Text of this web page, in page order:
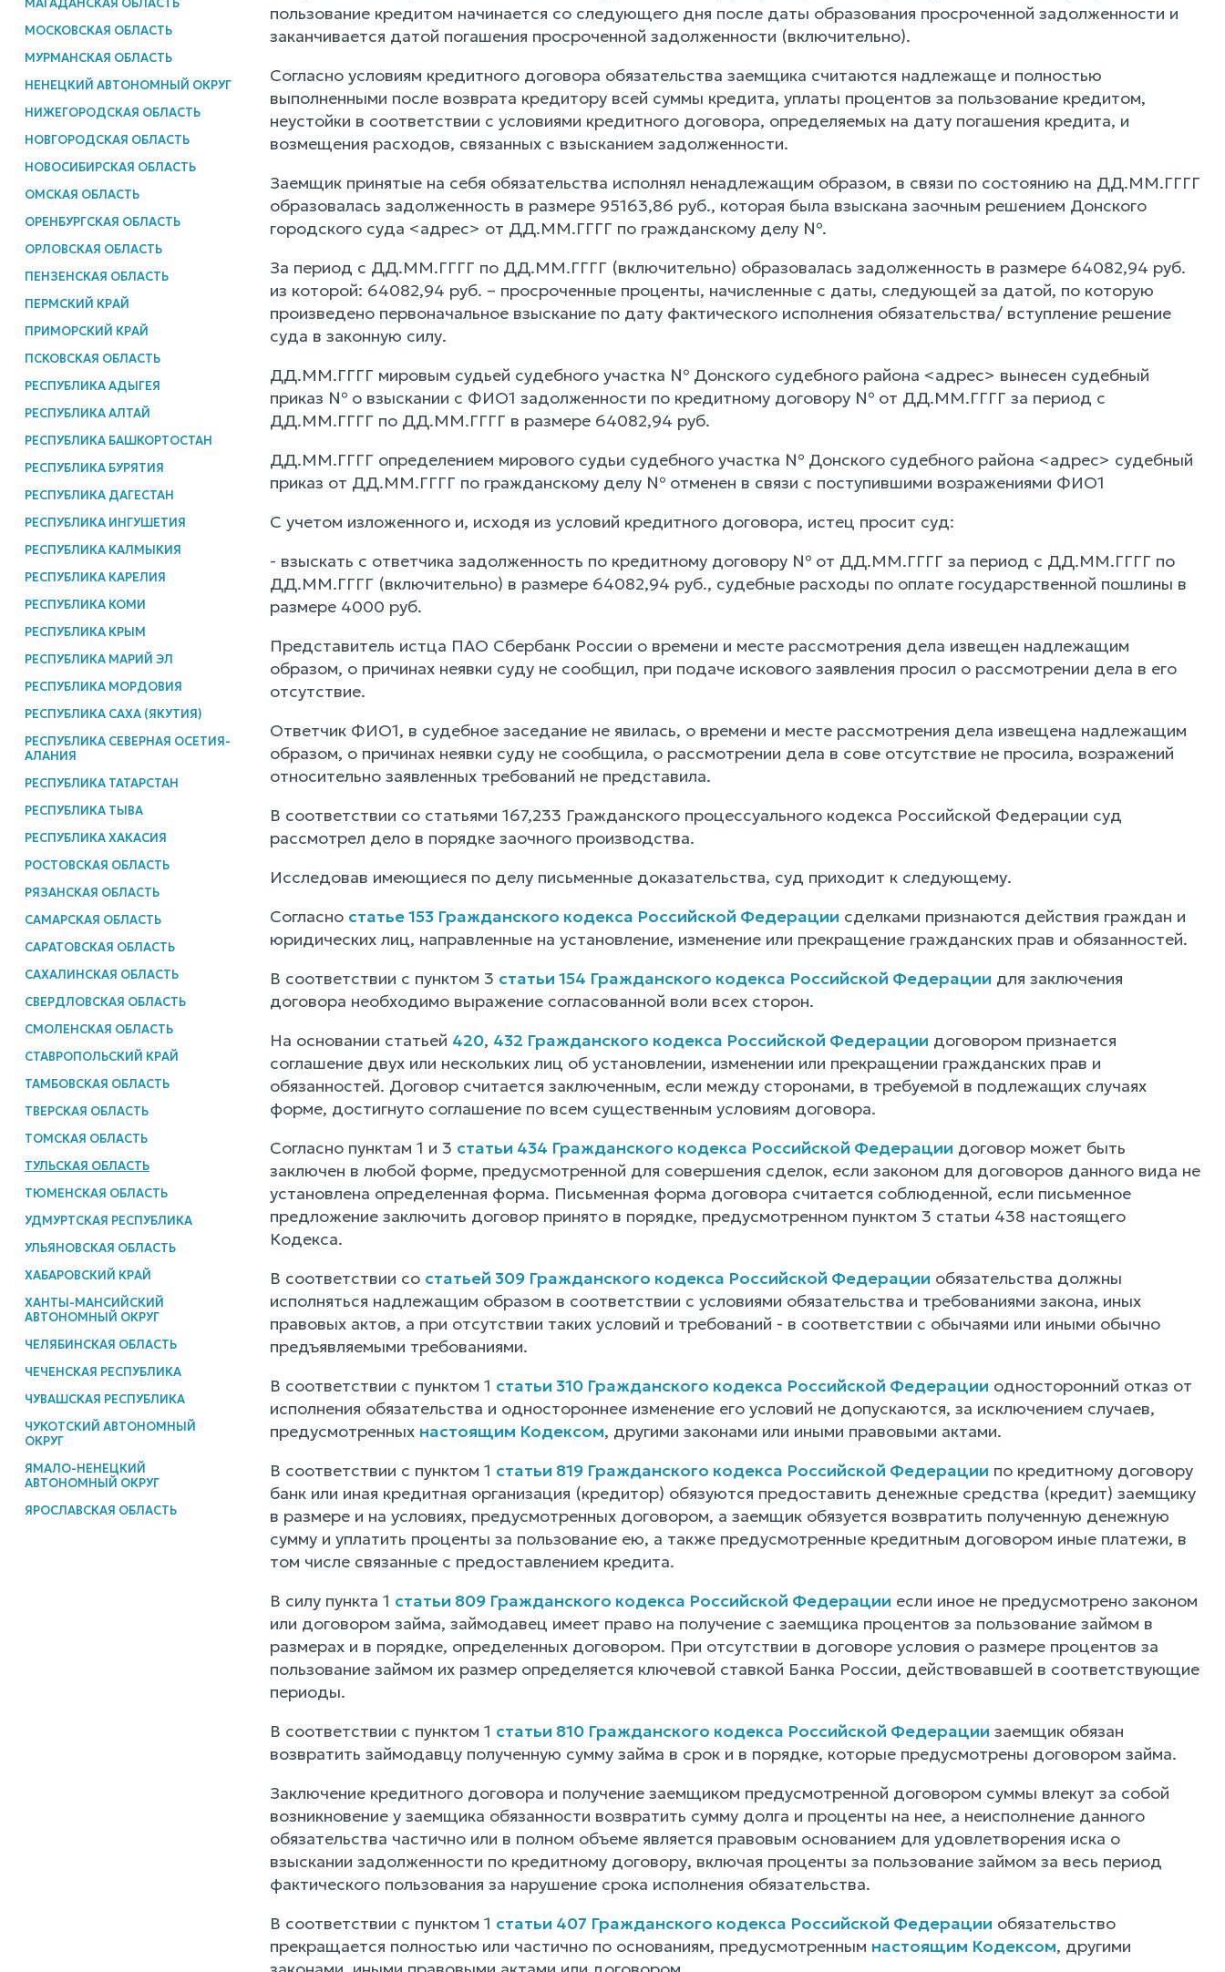
МОСКОВСКАЯ ОБЛАСТЬ
МУРМАНСКАЯ ОБЛАСТЬ
НЕНЕЦКИЙ АВТОНОМНЫЙ ОКРУГ
НИЖЕГОРОДСКАЯ ОБЛАСТЬ
НОВГОРОДСКАЯ ОБЛАСТЬ
НОВОСИБИРСКАЯ ОБЛАСТЬ
ОМСКАЯ ОБЛАСТЬ
ОРЕНБУРГСКАЯ ОБЛАСТЬ
ОРЛОВСКАЯ ОБЛАСТЬ
ПЕНЗЕНСКАЯ ОБЛАСТЬ
ПЕРМСКИЙ КРАЙ
ПРИМОРСКИЙ КРАЙ
ПСКОВСКАЯ ОБЛАСТЬ
РЕСПУБЛИКА АДЫГЕЯ
РЕСПУБЛИКА АЛТАЙ
РЕСПУБЛИКА БАШКОРТОСТАН
РЕСПУБЛИКА БУРЯТИЯ
РЕСПУБЛИКА ДАГЕСТАН
РЕСПУБЛИКА ИНГУШЕТИЯ
РЕСПУБЛИКА КАЛМЫКИЯ
РЕСПУБЛИКА КАРЕЛИЯ
РЕСПУБЛИКА КОМИ
РЕСПУБЛИКА КРЫМ
РЕСПУБЛИКА МАРИЙ ЭЛ
РЕСПУБЛИКА МОРДОВИЯ
РЕСПУБЛИКА САХА (ЯКУТИЯ)
РЕСПУБЛИКА СЕВЕРНАЯ ОСЕТИЯ-
АЛАНИЯ
РЕСПУБЛИКА ТАТАРСТАН
РЕСПУБЛИКА ТЫВА
РЕСПУБЛИКА ХАКАСИЯ
РОСТОВСКАЯ ОБЛАСТЬ
РЯЗАНСКАЯ ОБЛАСТЬ
САМАРСКАЯ ОБЛАСТЬ
САРАТОВСКАЯ ОБЛАСТЬ
САХАЛИНСКАЯ ОБЛАСТЬ
СВЕРДЛОВСКАЯ ОБЛАСТЬ
СМОЛЕНСКАЯ ОБЛАСТЬ
СТАВРОПОЛЬСКИЙ КРАЙ
ТАМБОВСКАЯ ОБЛАСТЬ
ТВЕРСКАЯ ОБЛАСТЬ
ТОМСКАЯ ОБЛАСТЬ
ТУЛЬСКАЯ ОБЛАСТЬ
ТЮМЕНСКАЯ ОБЛАСТЬ
УДМУРТСКАЯ РЕСПУБЛИКА
УЛЬЯНОВСКАЯ ОБЛАСТЬ
ХАБАРОВСКИЙ КРАЙ
ХАНТЫ-МАНСИЙСКИЙ
АВТОНОМНЫЙ ОКРУГ
ЧЕЛЯБИНСКАЯ ОБЛАСТЬ
ЧЕЧЕНСКАЯ РЕСПУБЛИКА
ЧУВАШСКАЯ РЕСПУБЛИКА
ЧУКОТСКИЙ АВТОНОМНЫЙ
ОКРУГ
ЯМАЛО-НЕНЕЦКИЙ
АВТОНОМНЫЙ ОКРУГ
ЯРОСЛАВСКАЯ ОБЛАСТЬ
пользование кредитом начинается со следующего дня после даты образования просроченной задолженности и
заканчивается датой погашения просроченной задолженности (включительно).
Согласно условиям кредитного договора обязательства заемщика считаются надлежаще и полностью
выполненными после возврата кредитору всей суммы кредита, уплаты процентов за пользование кредитом,
неустойки в соответствии с условиями кредитного договора, определяемых на дату погашения кредита, и
возмещения расходов, связанных с взысканием задолженности.
Заемщик принятые на себя обязательства исполнял ненадлежащим образом, в связи по состоянию на ДД.ММ.ГГГГ
образовалась задолженность в размере 95163,86 руб., которая была взыскана заочным решением Донского
городского суда <адрес> от ДД.ММ.ГГГГ по гражданскому делу №.
За период с ДД.ММ.ГГГГ по ДД.ММ.ГГГГ (включительно) образовалась задолженность в размере 64082,94 руб.
из которой: 64082,94 руб. – просроченные проценты, начисленные с даты, следующей за датой, по которую
произведено первоначальное взыскание по дату фактического исполнения обязательства/ вступление решение
суда в законную силу.
ДД.ММ.ГГГГ мировым судьей судебного участка № Донского судебного района <адрес> вынесен судебный
приказ № о взыскании с ФИО1 задолженности по кредитному договору № от ДД.ММ.ГГГГ за период с
ДД.ММ.ГГГГ по ДД.ММ.ГГГГ в размере 64082,94 руб.
ДД.ММ.ГГГГ определением мирового судьи судебного участка № Донского судебного района <адрес> судебный
приказ от ДД.ММ.ГГГГ по гражданскому делу № отменен в связи с поступившими возражениями ФИО1
С учетом изложенного и, исходя из условий кредитного договора, истец просит суд:
- взыскать с ответчика задолженность по кредитному договору № от ДД.ММ.ГГГГ за период с ДД.ММ.ГГГГ по
ДД.ММ.ГГГГ (включительно) в размере 64082,94 руб., судебные расходы по оплате государственной пошлины в
размере 4000 руб.
Представитель истца ПАО Сбербанк России о времени и месте рассмотрения дела извещен надлежащим
образом, о причинах неявки суду не сообщил, при подаче искового заявления просил о рассмотрении дела в его
отсутствие.
Ответчик ФИО1, в судебное заседание не явилась, о времени и месте рассмотрения дела извещена надлежащим
образом, о причинах неявки суду не сообщила, о рассмотрении дела в сове отсутствие не просила, возражений
относительно заявленных требований не представила.
В соответствии со статьями 167,233 Гражданского процессуального кодекса Российской Федерации суд
рассмотрел дело в порядке заочного производства.
Исследовав имеющиеся по делу письменные доказательства, суд приходит к следующему.
Согласно статье 153 Гражданского кодекса Российской Федерации сделками признаются действия граждан и
юридических лиц, направленные на установление, изменение или прекращение гражданских прав и обязанностей.
В соответствии с пунктом 3 статьи 154 Гражданского кодекса Российской Федерации для заключения
договора необходимо выражение согласованной воли всех сторон.
На основании статьей 420, 432 Гражданского кодекса Российской Федерации договором признается
соглашение двух или нескольких лиц об установлении, изменении или прекращении гражданских прав и
обязанностей. Договор считается заключенным, если между сторонами, в требуемой в подлежащих случаях
форме, достигнуто соглашение по всем существенным условиям договора.
Согласно пунктам 1 и 3 статьи 434 Гражданского кодекса Российской Федерации договор может быть
заключен в любой форме, предусмотренной для совершения сделок, если законом для договоров данного вида не
установлена определенная форма. Письменная форма договора считается соблюденной, если письменное
предложение заключить договор принято в порядке, предусмотренном пунктом 3 статьи 438 настоящего
Кодекса.
В соответствии со статьей 309 Гражданского кодекса Российской Федерации обязательства должны
исполняться надлежащим образом в соответствии с условиями обязательства и требованиями закона, иных
правовых актов, а при отсутствии таких условий и требований - в соответствии с обычаями или иными обычно
предъявляемыми требованиями.
В соответствии с пунктом 1 статьи 310 Гражданского кодекса Российской Федерации односторонний отказ от
исполнения обязательства и одностороннее изменение его условий не допускаются, за исключением случаев,
предусмотренных настоящим Кодексом, другими законами или иными правовыми актами.
В соответствии с пунктом 1 статьи 819 Гражданского кодекса Российской Федерации по кредитному договору
банк или иная кредитная организация (кредитор) обязуются предоставить денежные средства (кредит) заемщику
в размере и на условиях, предусмотренных договором, а заемщик обязуется возвратить полученную денежную
сумму и уплатить проценты за пользование ею, а также предусмотренные кредитным договором иные платежи, в
том числе связанные с предоставлением кредита.
В силу пункта 1 статьи 809 Гражданского кодекса Российской Федерации если иное не предусмотрено законом
или договором займа, займодавец имеет право на получение с заемщика процентов за пользование займом в
размерах и в порядке, определенных договором. При отсутствии в договоре условия о размере процентов за
пользование займом их размер определяется ключевой ставкой Банка России, действовавшей в соответствующие
периоды.
В соответствии с пунктом 1 статьи 810 Гражданского кодекса Российской Федерации заемщик обязан
возвратить займодавцу полученную сумму займа в срок и в порядке, которые предусмотрены договором займа.
Заключение кредитного договора и получение заемщиком предусмотренной договором суммы влекут за собой
возникновение у заемщика обязанности возвратить сумму долга и проценты на нее, а неисполнение данного
обязательства частично или в полном объеме является правовым основанием для удовлетворения иска о
взыскании задолженности по кредитному договору, включая проценты за пользование займом за весь период
фактического пользования за нарушение срока исполнения обязательства.
В соответствии с пунктом 1 статьи 407 Гражданского кодекса Российской Федерации обязательство
прекращается полностью или частично по основаниям, предусмотренным настоящим Кодексом, другими